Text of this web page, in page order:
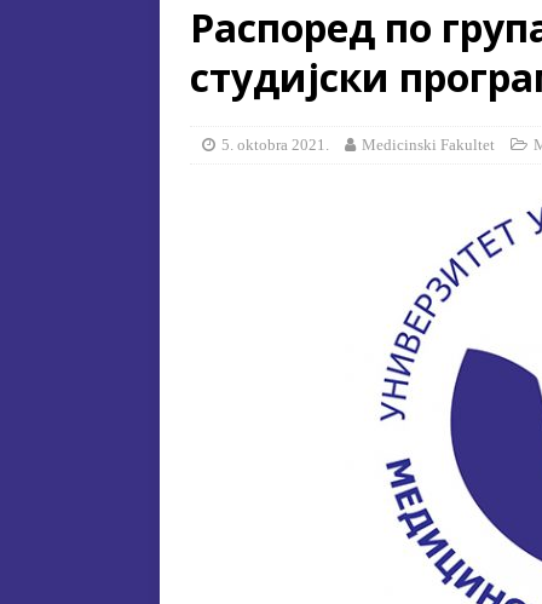
[ 17. jula 2026. ] Избор у звање
[ 15. jula 2026. ] ОГЛАС –
АКАДЕМСКОЈ 2026/2027.
СПЕЦИЈАЛНА ЕДУКАЦИЈА
Распоред по
студијски
5. oktobra 2021. Medicinski Fakultet